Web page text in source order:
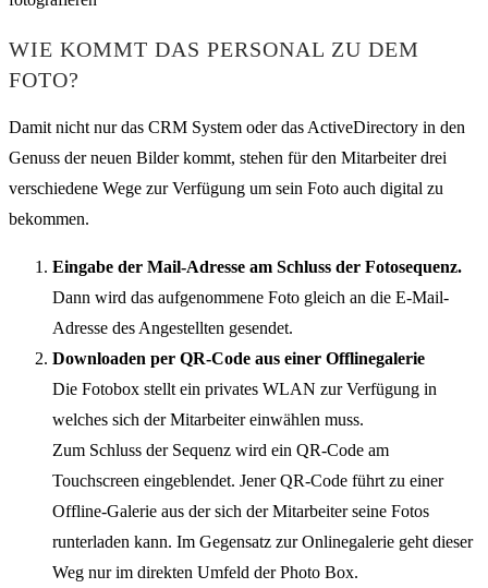
WIE KOMMT DAS PERSONAL ZU DEM
FOTO?
Damit nicht nur das CRM System oder das ActiveDirectory in den
Genuss der neuen Bilder kommt, stehen für den Mitarbeiter drei
verschiedene Wege zur Verfügung um sein Foto auch digital zu
bekommen.
Eingabe der Mail-Adresse am Schluss der Fotosequenz.
Dann wird das aufgenommene Foto gleich an die E-Mail-
Adresse des Angestellten gesendet.
Downloaden per QR-Code aus einer Offlinegalerie
Die Fotobox stellt ein privates WLAN zur Verfügung in
welches sich der Mitarbeiter einwählen muss.
Zum Schluss der Sequenz wird ein QR-Code am
Touchscreen eingeblendet. Jener QR-Code führt zu einer
Offline-Galerie aus der sich der Mitarbeiter seine Fotos
runterladen kann. Im Gegensatz zur Onlinegalerie geht dieser
Weg nur im direkten Umfeld der Photo Box.